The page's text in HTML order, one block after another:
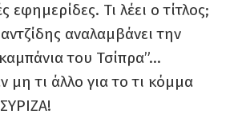
εφημερίδες. Τι λέει ο τίτλος;
αναλαμβάνει την
του Τσίπρα”…
μη τι άλλο για το τι κόμμα